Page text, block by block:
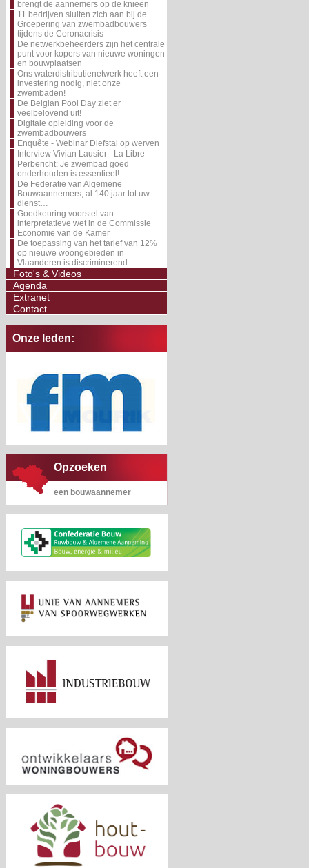
brengt de aannemers op de knieën
11 bedrijven sluiten zich aan bij de
Groepering van zwembadbouwers
tijdens de Coronacrisis
De netwerkbeheerders zijn het centrale
punt voor kopers van nieuwe woningen
en bouwplaatsen
Ons waterdistributienetwerk heeft een
investering nodig, niet onze
zwembaden!
De Belgian Pool Day ziet er
veelbelovend uit!
Digitale opleiding voor de
zwembadbouwers
Enquête - Webinar Diefstal op werven
Interview Vivian Lausier - La Libre
Perbericht: Je zwembad goed
onderhouden is essentieel!
De Federatie van Algemene
Bouwaannemers, al 140 jaar tot uw
dienst…
Goedkeuring voorstel van
interpretatieve wet in de Commissie
Economie van de Kamer
De toepassing van het tarief van 12%
op nieuwe woongebieden in
Vlaanderen is discriminerend
Foto's & Videos
Agenda
Extranet
Contact
Onze leden:
Opzoeken
een bouwaannemer